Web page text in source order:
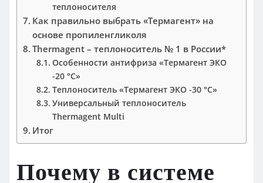
теплоносителя
Как правильно выбрать «Термагент» на
основе пропиленгликоля
Thermagent – теплоноситель № 1 в России*
Особенности антифриза «Термагент ЭКО
-20 °C»
Теплоноситель «Термагент ЭКО -30 °C»
Универсальный теплоноситель
Thermagent Multi
Итог
Почему в системе